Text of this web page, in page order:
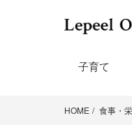
子育て
HOME 食事・